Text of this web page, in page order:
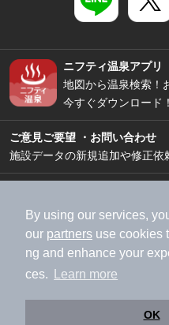
By using our services,
our partners use cookies
ng and enhance your
ces.
Learn more
OK
ニフティ温泉アプリ
地図から温泉検索！
今すぐダウンロード！
ご意見ご要望 ・お問い合わせ
施設データの新規追加や修正依
加盟店募集（資料請
利用規約
ライフ
特定商取引法に基づ
運営会社